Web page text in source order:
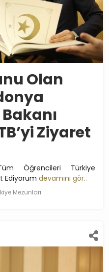
Olan
Ziyaret
Öğrencileri Türkiye
Ediyorum devamını gör..
Mezunları